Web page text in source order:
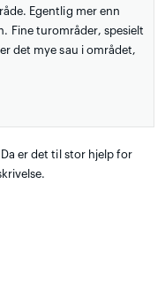
Egentlig mer enn
Fine turområder, spesielt
det mye sau i området,
er det til stor hjelp for